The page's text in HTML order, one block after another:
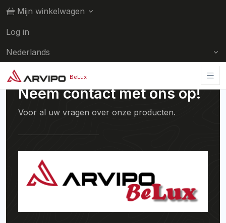
Mijn winkelwagen
Log in
Nederlands
BeLux
Neem contact met ons op!
Voor al uw vragen over onze producten.